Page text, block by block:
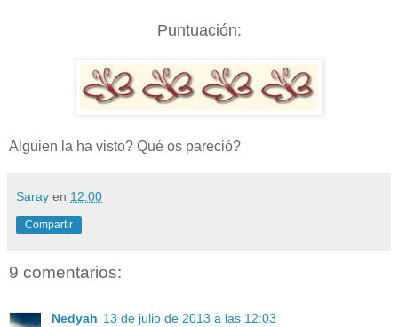
Puntuación:
Alguien la ha visto? Qué os pareció?
Saray en 12:00
Compartir
9 comentarios:
Nedyah 13 de julio de 2013 a las 12:03